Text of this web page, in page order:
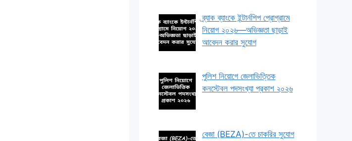
ব্র্যাক ব্যাংকে ইন্টার্নশিপ প্রোগ্রামে
নিয়োগ ২০২৬—অভিজ্ঞতা ছাড়াই
আবেদন করার সুযোগ
পুলিশ নিয়োগে জেলাভিত্তিক
কনস্টেবল পদসংখ্যা প্রকাশ ২০২৬
বেজা (BEZA)-তে চাকরির সুযোগ